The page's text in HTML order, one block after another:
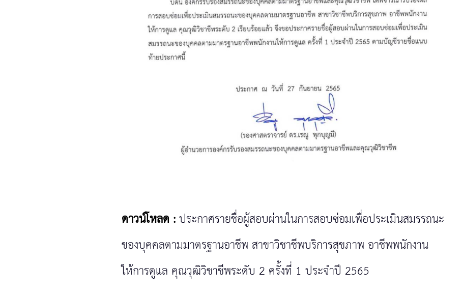
ดาวน์โหลด :ประกาศรายชื่อผู้สอบผ่านในการสอบซ่อมเพื่อประเมินสมรรถนะ
ของบุคคลตามมาตรฐานอาชีพ สาขาวิชาชีพบริการสุขภาพ อาชีพพนักงาน
ให้การดูแล คุณวุฒิวิชาชีพระดับ 2 ครั้งที่ 1 ประจำปี 2565